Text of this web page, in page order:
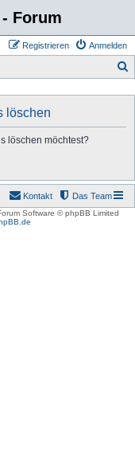
Forum
Anmelden
Registrieren
löschen
löschen möchtest?
Das Team
Kontakt
Software © phpBB Limited